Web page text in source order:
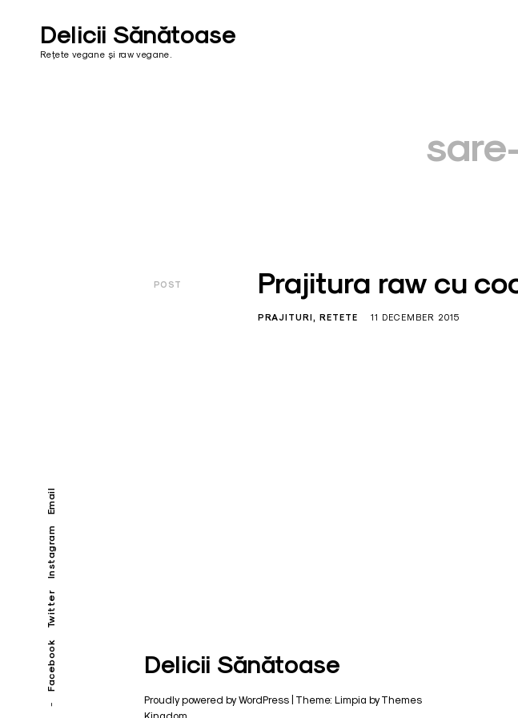
Delicii Sănătoase
Rețete vegane și raw vegane.
Facebook
Twitter
Instagram
Email
POST Prajitura raw cu
PRAJITURI RETETE 11 DECEMBER 2015
Delicii Sănătoase
Proudly powered by WordPress Theme: Limpia byThemes